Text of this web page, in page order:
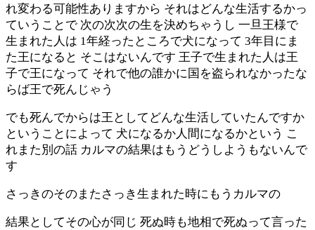
れ変わる可能性ありますから それはどんな生活するかっ
ていうことで 次の次次の生を決めちゃうし 一旦王様で
生まれた人は 1年経ったところで犬になって 3年目にま
た王になると そこはないんです 王子で生まれた人は王
子で王になって それで他の誰かに国を盗られなかったな
らば王で死んじゃう
でも死んでからは王としてどんな生活していたんですか
ということによって 犬になるか人間になるかという こ
れまた別の話 カルマの結果はもうどうしようもないんで
す
さっきのそのまたさっき生まれた時にもうカルマの
結果としてその心が同じ 死ぬ時も地相で死ぬって言った